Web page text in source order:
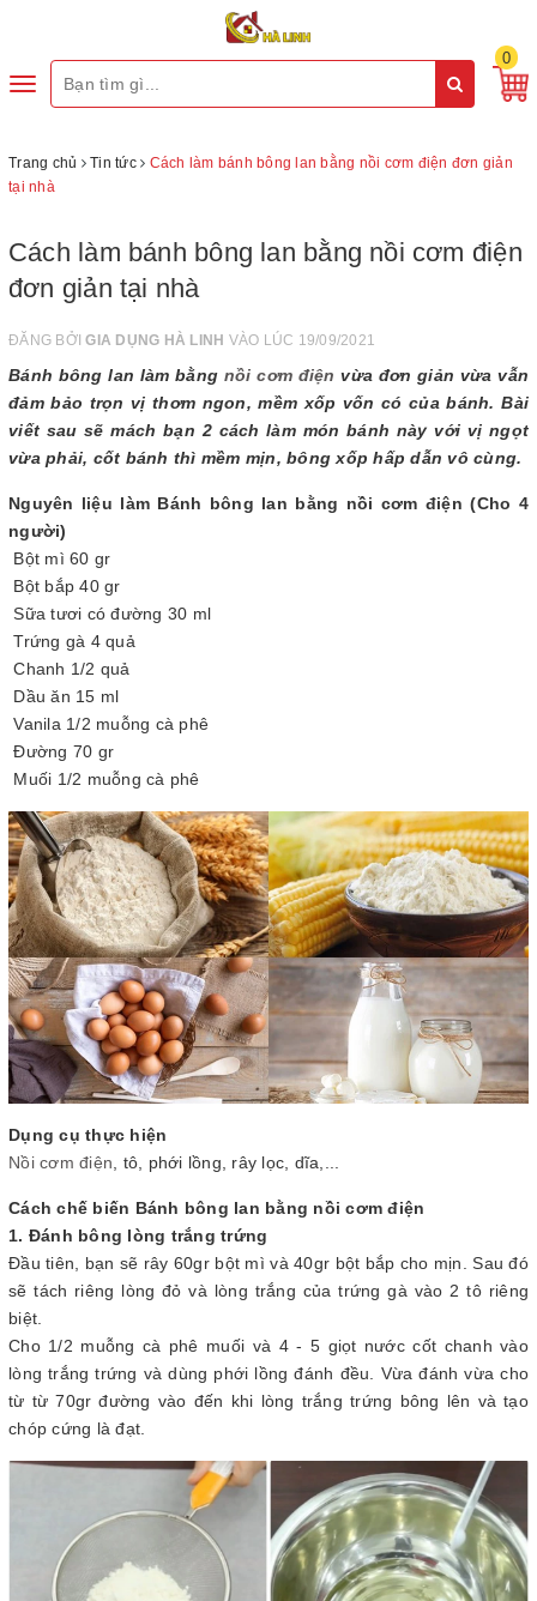
Toggle
0
Trang chủ Tin tức
Cách làm bánh bông lan bằng nồi cơm điện đơn giản
tại nhà
Cách làm bánh bông lan bằng nồi cơm điện
đơn giản tại nhà
ĐĂNG BỞIGIA DỤNG HÀ LINH VÀO LÚC 19/09/2021
Bánh bông lan làm bằng nồi cơm điện vừa đơn giản vừa vẫn
đảm bảo trọn vị thơm ngon, mềm xốp vốn có của bánh. Bài
viết sau sẽ mách bạn 2 cách làm món bánh này với vị ngọt
vừa phải, cốt bánh thì mềm mịn, bông xốp hấp dẫn vô cùng.
Nguyên liệu làm Bánh bông lan bằng nồi cơm điện (Cho 4
người)
Bột mì 60 gr
Bột bắp 40 gr
Sữa tươi có đường 30 ml
Trứng gà 4 quả
Chanh 1/2 quả
Dầu ăn 15 ml
Vanila 1/2 muỗng cà phê
Đường 70 gr
Muối 1/2 muỗng cà phê
Dụng cụ thực hiện
Nồi cơm điện , tô, phới lồng, rây lọc, dĩa,...
Cách chế biến Bánh bông lan bằng nồi cơm điện
1. Đánh bông lòng trắng trứng
Đầu tiên, bạn sẽ rây 60gr bột mì và 40gr bột bắp cho mịn. Sau đó
sẽ tách riêng lòng đỏ và lòng trắng của trứng gà vào 2 tô riêng
biệt.
Cho 1/2 muỗng cà phê muối và 4 - 5 giọt nước cốt chanh vào
lòng trắng trứng và dùng phới lồng đánh đều. Vừa đánh vừa cho
từ từ 70gr đường vào đến khi lòng trắng trứng bông lên và tạo
chóp cứng là đạt.